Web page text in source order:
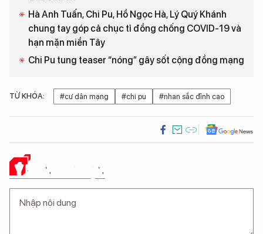
Hà Anh Tuấn, Chi Pu, Hồ Ngọc Hà, Lý Quý Khánh
chung tay góp cả chục tỉ đồng chống COVID-19 và
hạn mặn miền Tây
Chi Pu tung teaser “nóng” gây sốt cộng đồng mạng
TỪ KHÓA: #cư dân mạng #chi pu #nhan sắc đỉnh cao
Ý KIẾN CỦA BẠN